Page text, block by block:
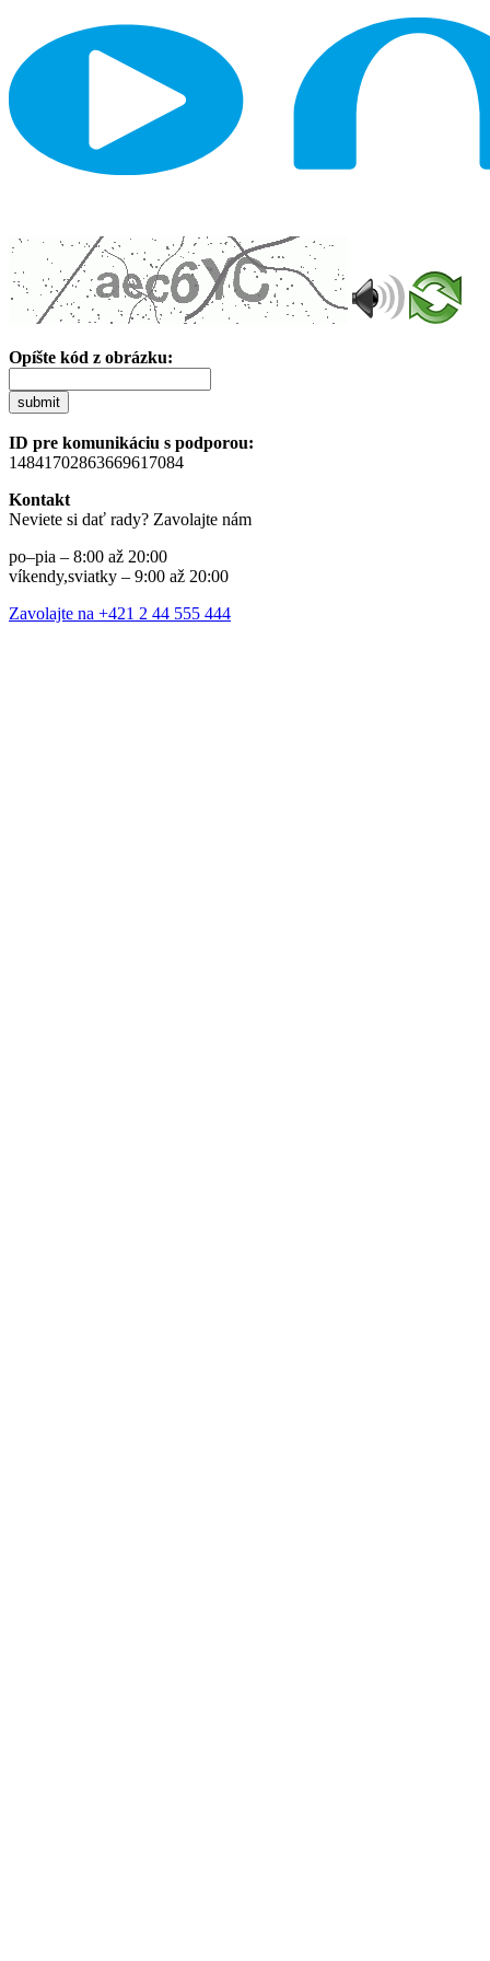
Opíšte kód z obrázku:
submit
ID pre komunikáciu s podporou:
14841702863669617084
Kontakt
Neviete si dať rady? Zavolajte nám
po–pia – 8:00 až 20:00
víkendy,sviatky – 9:00 až 20:00
Zavolajte na +421 2 44 555 444